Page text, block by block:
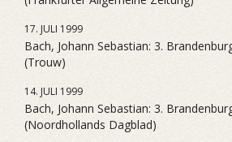
17. JULI 1999
Bach, Johann Sebastian: 3.
(Trouw)
14. JULI 1999
Bach, Johann Sebastian: 3.
(Noordhollands Dagblad)